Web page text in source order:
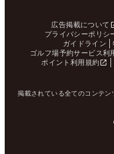
広告掲載について
プライバシーポリシ
ガイドライン
ゴルフ場予約サービス利
ポイント利用規約
掲載されている全てのコンテ